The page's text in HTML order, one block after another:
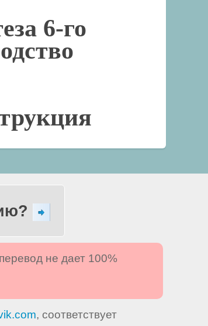
6-го
не дает 100%
, соответствует